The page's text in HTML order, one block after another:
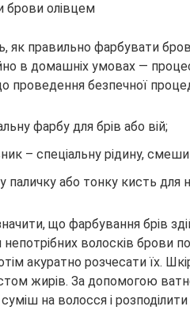
брови олівцем
як правильно фарбувати
в домашніх умовах —
проведення безпечної
фарбу для брів або вій;
– спеціальну рідину,
паличку або тонку кисть для
що фарбування брів
волосків брови
акуратно розчесати їх.
жирів. За допомогою
на волосся і розподілити